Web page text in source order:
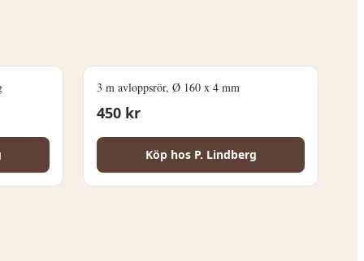
3 m avloppsrör, Ø 160 x 4 mm
450 kr
Köp hos P. Lindberg